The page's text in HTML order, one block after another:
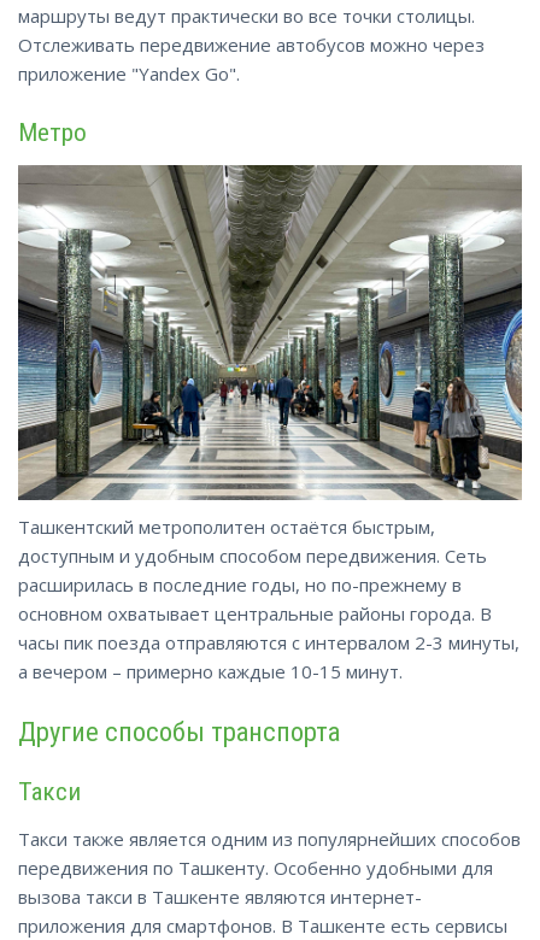
маршруты ведут практически во все точки столицы.
Отслеживать передвижение автобусов можно через
приложение "Yandex Go".
Метро
Ташкентский метрополитен остаётся быстрым,
доступным и удобным способом передвижения. Сеть
расширилась в последние годы, но по-прежнему в
основном охватывает центральные районы города. В
часы пик поезда отправляются с интервалом 2-3 минуты,
а вечером – примерно каждые 10-15 минут.
Другие способы транспорта
Такси
Такси также является одним из популярнейших способов
передвижения по Ташкенту. Особенно удобными для
вызова такси в Ташкенте являются интернет-
приложения для смартфонов. В Ташкенте есть сервисы